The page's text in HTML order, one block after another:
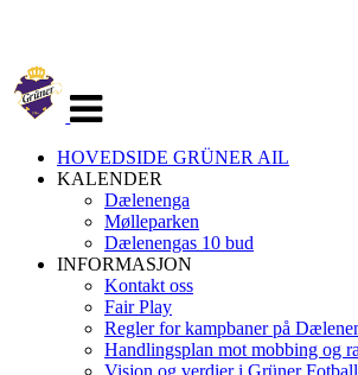
navigasjon
HOVEDSIDE GRÜNER AIL
KALENDER
Dælenenga
Mølleparken
Dælenengas 10 bud
INFORMASJON
Kontakt oss
Fair Play
Regler for kampbaner på
Handlingsplan mot mobbing og
Visjon og verdier i Grüner Fotball